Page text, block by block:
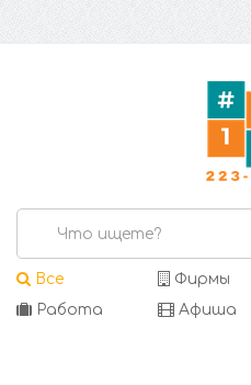
Все Фирмы
Работа
Афиша